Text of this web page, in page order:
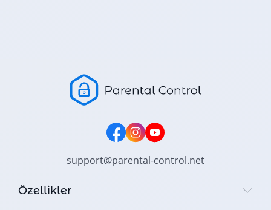
support@parental-control.net
Özellikler